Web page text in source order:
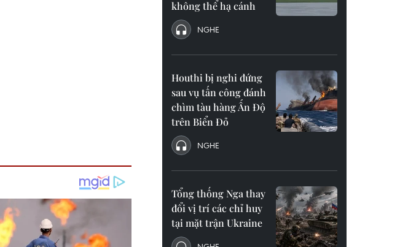
không thể hạ cánh
NGHE
Houthi bị nghi đứng
sau vụ tấn công đánh
chìm tàu hàng Ấn Độ
trên Biển Đỏ
NGHE
Tổng thống Nga thay
đổi vị trí các chỉ huy
tại mặt trận Ukraine